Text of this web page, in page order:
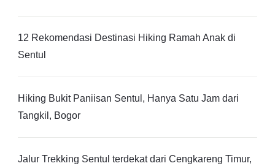
12 Rekomendasi Destinasi Hiking Ramah Anak di
Sentul
Hiking Bukit Paniisan Sentul, Hanya Satu Jam dari
Tangkil, Bogor
Jalur Trekking Sentul terdekat dari Cengkareng Timur,